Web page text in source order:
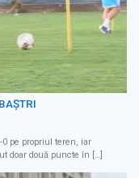
0 pe propriul teren, iar
doar două puncte în […]